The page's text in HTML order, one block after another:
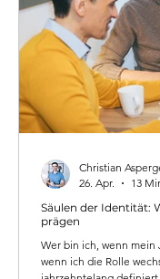
Säulen der Identität:
prägen
Wer bin ich, wenn mein
wenn ich die Rolle
Christian
26. Apr.
13